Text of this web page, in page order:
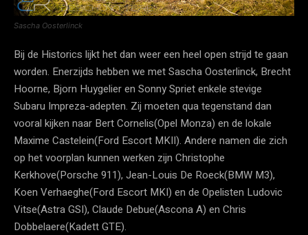
Sascha Oosterlinck
Bij de Historics lijkt het dan weer een heel open strijd te gaan
worden. Enerzijds hebben we met Sascha Oosterlinck, Brecht
Hoorne, Bjorn Huygelier en Sonny Spriet enkele stevige
Subaru Impreza-adepten. Zij moeten qua tegenstand dan
vooral kijken naar Bert Cornelis(Opel Monza) en de lokale
Maxime Castelein(Ford Escort MKII). Andere namen die zich
op het voorplan kunnen werken zijn Christophe
Kerkhove(Porsche 911), Jean-Louis De Roeck(BMW M3),
Koen Verhaeghe(Ford Escort MKI) en de Opelisten Ludovic
Vitse(Astra GSI), Claude Debue(Ascona A) en Chris
Dobbelaere(Kadett GTE).